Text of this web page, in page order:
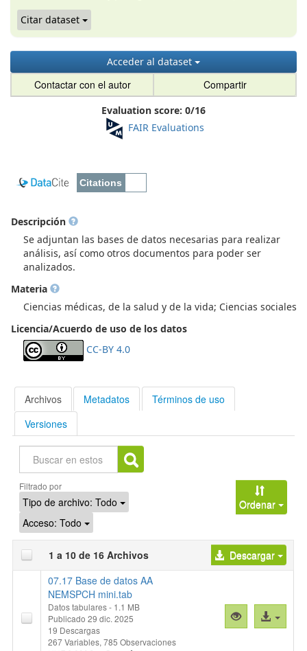
Citar dataset
Acceder al dataset
Contactar con el autor Compartir
Evaluation score: 0/16
FAIR Evaluations
Descripción
Se adjuntan las bases de datos necesarias para realizar
análisis, así como otros documentos para poder ser
analizados.
Materia
Ciencias médicas, de la salud y de la vida; Ciencias sociales
Licencia/Acuerdo de uso de los datos
CC-BY 4.0
Archivos Metadatos
Términos de uso
Versiones
Buscar
Filtrado por
Tipo de archivo: Todo
Acceso: Todo
Ordenar
1 a 10 de 16 Archivos
Descargar
07.17 Base de datos AA
NEMSPCH mini.tab
Datos tabulares- 1.1 MB
Publicado 29 dic. 2025
19 Descargas
267 Variables, 785 Observaciones
Vista
previa
Acceso
al